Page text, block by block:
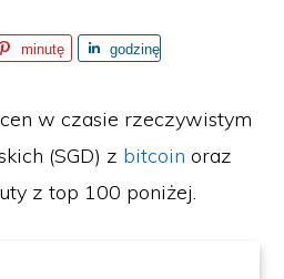
minutę
godzinę
w czasie rzeczywistym
(SGD) z bitcoin oraz
z top 100 poniżej.